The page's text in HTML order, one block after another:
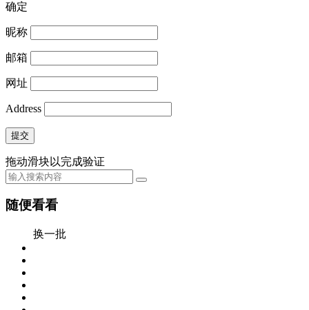
确定
昵称
邮箱
网址
Address
提交
拖动滑块以完成验证
随便看看
换一批